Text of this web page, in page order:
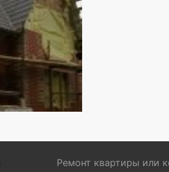
Ремонт квартиры или